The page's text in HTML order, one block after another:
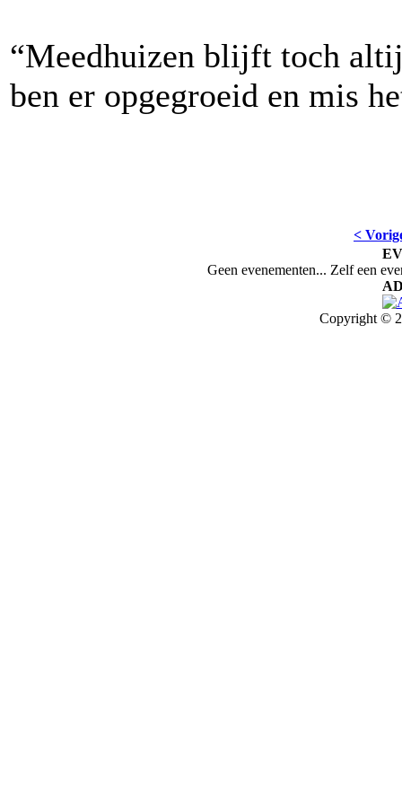
“Meedhuizen blijft toch
ben er opgegroeid en mis
<
Geen evenementen... Zelf een
Copyright ©